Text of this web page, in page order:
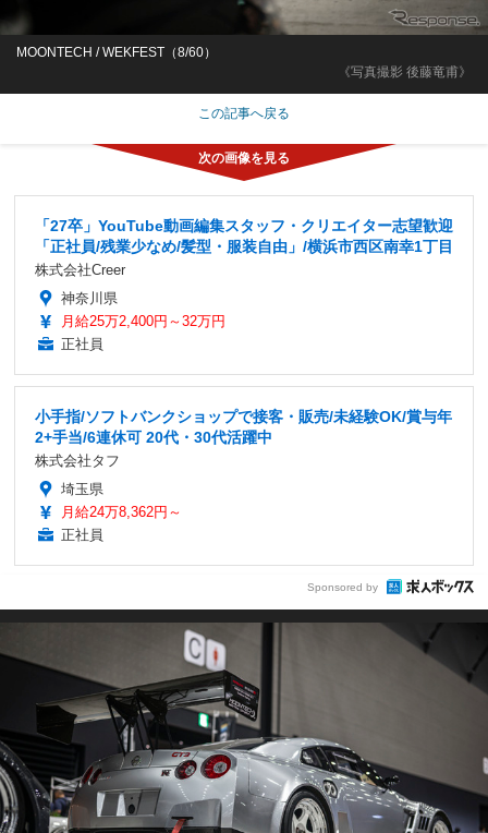
《写真撮影 後藤竜甫》
MOONTECH / WEKFEST（8/60）
この記事へ戻る
「27卒」YouTube動画編集スタッフ・クリエイター志望歓迎
「正社員/残業少なめ/髪型・服装自由」/横浜市西区南幸1丁目
株式会社Creer
神奈川県
月給25万2,400円～32万円
正社員
小手指/ソフトバンクショップで接客・販売/未経験OK/賞与年
2+手当/6連休可 20代・30代活躍中
株式会社タフ
埼玉県
月給24万8,362円～
正社員
Sponsored by